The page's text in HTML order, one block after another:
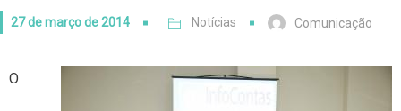
27 de março de 2014 Notícias Comunicação
O